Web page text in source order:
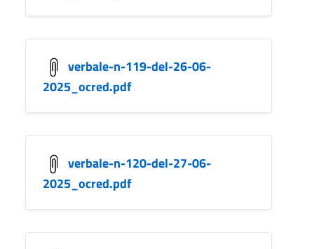
verbale-n-119-del-26-06-
2025_ocred.pdf
verbale-n-120-del-27-06-
2025_ocred.pdf